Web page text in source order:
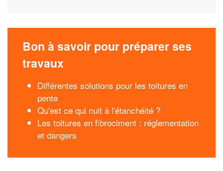
Bon à savoir pour préparer ses
travaux
Différentes solutions pour les toitures en
pente
Qu'est ce qui nuit à l'étanchéité ?
Les toitures en fibrociment : réglementation
et dangers